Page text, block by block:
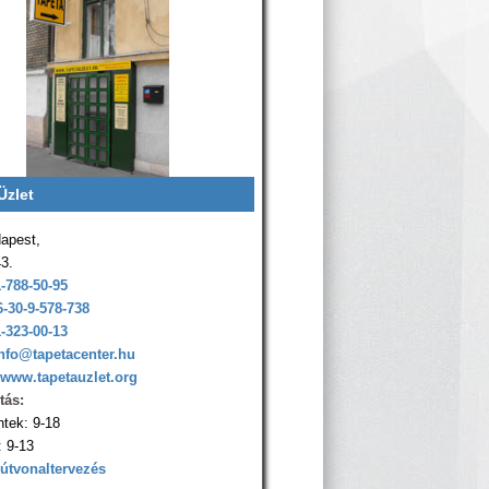
788-50-95
30-9-578-738
323-00-13
9-18
9-13